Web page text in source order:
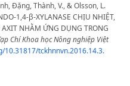
Đặng, Thành, V., & Olsson, L.
1,4-β-XYLANASE CHỊU NHIỆT,
NHẰM ỨNG DỤNG TRONG
Chí Khoa học Nông nghiệp Việt
10.31817/tckhnnvn.2016.14.3.